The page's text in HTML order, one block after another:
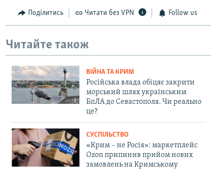
Поділитись Читати без VPN Follow us
Читайте також
ВІЙНА ТА КРИМ
Російська влада обіцяє закрити
морський шлях українським
БпЛА до Севастополя. Чи реально
це?
СУСПІЛЬСТВО
«Крим – не Росія»: маркетплейс
Ozon припинив прийом нових
замовлень на Кримському